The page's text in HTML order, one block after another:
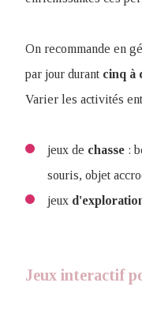
On recommande en
par jour durant cinq à
Varier les activités
jeux de chasse :
souris, objet
jeux
Jeux interactif